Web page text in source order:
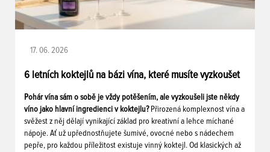
17. 06. 2026
6 letních koktejlů na bázi vína, které musíte vyzkoušet
Pohár vína sám o sobě je vždy potěšením, ale vyzkoušeli jste někdy
víno jako hlavní ingredienci v koktejlu? Přirozená komplexnost vína a
svěžest z něj dělají vynikající základ pro kreativní a lehce míchané
nápoje. Ať už upřednostňujete šumivé, ovocné nebo s nádechem
pepře, pro každou příležitost existuje vinný koktejl. Od klasických až